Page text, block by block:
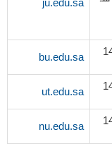
bu.edu.sa
ut.edu.sa
nu.edu.sa